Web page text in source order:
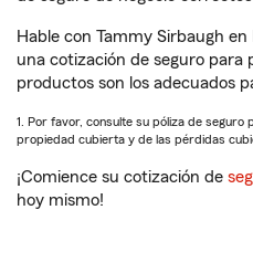
Hable con Tammy Sirbaugh
una cotización de seguro para
productos son los adecuados
1. Por favor, consulte su póliza de seguro
propiedad cubierta y de las pérdidas
¡Comience su cotización de
hoy mismo!